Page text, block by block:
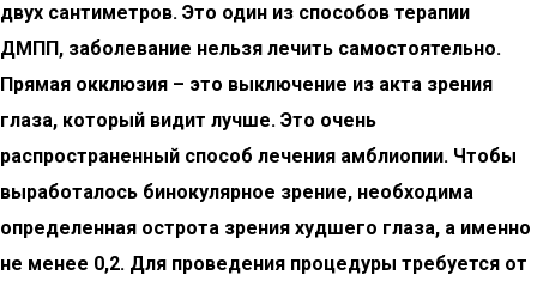
двух сантиметров. Это один из способов терапии
ДМПП, заболевание нельзя лечить самостоятельно.
Прямая окклюзия – это выключение из акта зрения
глаза, который видит лучше. Это очень
распространенный способ лечения амблиопии. Чтобы
выработалось бинокулярное зрение, необходима
определенная острота зрения худшего глаза, а именно
не менее 0,2. Для проведения процедуры требуется от